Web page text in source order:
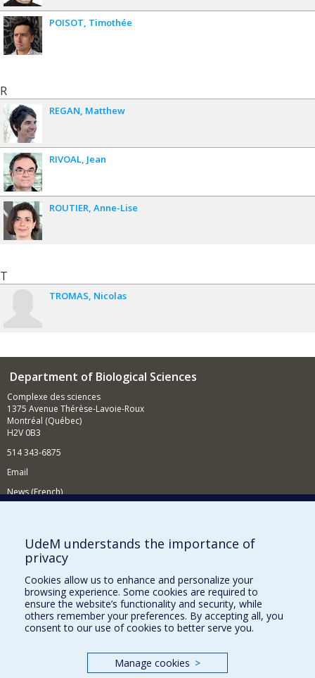
POISOT Timothée
R
REGAN Matthew
RIVOAL Jean
ROUTIER Anne-Lise
T
TROMAS Nicolas
Department of Biological Sciences
Complexe des sciences
1375 Avenue Thérèse-Lavoie-Roux
Montréal (Québec)
H2V 0B3
514 343-6875
Email
News (French)
Supporting the Department
NEED HELP?
Site map
Report a problem
Accessibility
Our Departments and Schools
UdeM understands the importance of
privacy
Cookies allow us to enhance and personalize your
browsing experience. Some cookies are required to
ensure the website’s functionality and security, while
others remember your preferences. By accepting all, you
consent to our use of cookies to better serve you.
Manage cookies >